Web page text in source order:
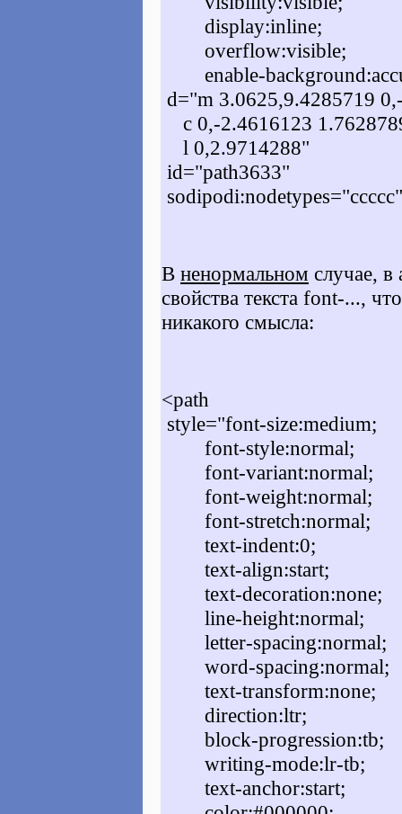
display:inline;
overflow:visible;
enable-
d="m 3.0625,9.4285719
c 0,-2.4616123
l 0,2.9714288"
id="path3633"
В ненормальном случае, в
свойства текста font-...,
никакого смысла:
<path
style="font-size:medium;
font-style:normal;
font-variant:normal;
font-weight:normal;
font-stretch:normal;
text-indent:0;
text-align:start;
text-decoration:none;
line-height:normal;
letter-spacing:normal;
word-spacing:normal;
text-transform:none;
direction:ltr;
block-progression:tb;
writing-mode:lr-tb;
text-anchor:start;